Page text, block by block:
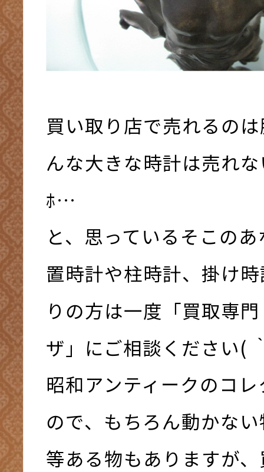
買い取り店で売れるの
んな大きな時計は売れ
ﾎ…
と、思っているそこの
置時計や柱時計、掛け
りの方は一度「買取専
ザ」にご相談ください(
昭和アンティークのコ
ので、もちろん動かな
等ある物もありますが